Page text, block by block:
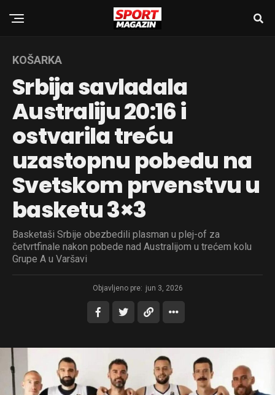
KOŠARKA
Srbija savladala
Australiju 20:16 i
ostvarila treću
uzastopnu pobedu na
Svetskom prvenstvu u
basketu 3×3
Basketaši Srbije obezbedili plasman u plej-of za
četvrtfinale nakon pobede nad Australijom u trećem kolu
Grupe A u Varšavi
Objavljeno pre: jun 3, 2026